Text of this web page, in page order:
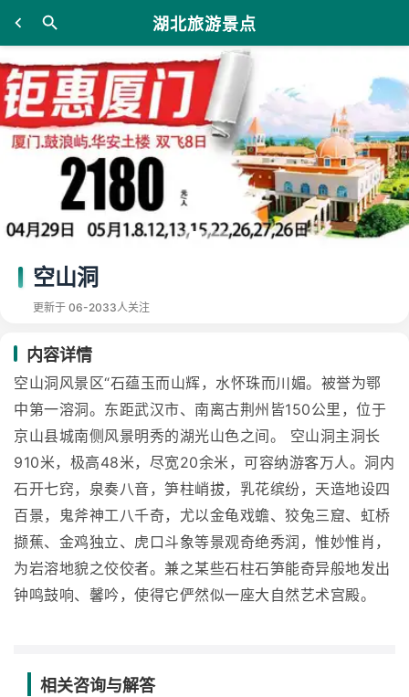
湖北旅游景点
空山洞
更新于 06-2033人关注
内容详情
空山洞风景区“石蕴玉而山辉，水怀珠而川媚。被誉为鄂
中第一溶洞。东距武汉市、南离古荆州皆150公里，位于
京山县城南侧风景明秀的湖光山色之间。 空山洞主洞长
910米，极高48米，尽宽20余米，可容纳游客万人。洞内
石开七窍，泉奏八音，笋柱峭拔，乳花缤纷，天造地设四
百景，鬼斧神工八千奇，尤以金龟戏蟾、狡兔三窟、虹桥
撷蕉、金鸡独立、虎口斗象等景观奇绝秀润，惟妙惟肖，
为岩溶地貌之佼佼者。兼之某些石柱石笋能奇异般地发出
钟鸣鼓响、馨吟，使得它俨然似一座大自然艺术宫殿。
相关咨询与解答